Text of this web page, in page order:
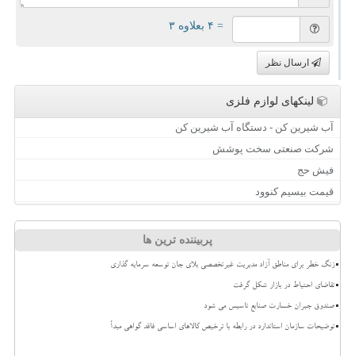
= ۴ بعلاوه ۳
ارسال نظر
لینکهای لوازم فلزی
آب شیرین کن - دستگاه آب شیرین کن
شرکت صنعتی سخت پوشش
فیش حج
قیمت بیسیم کنوود
پربیننده ترین ها
زنگ خطر برای مناطق آزاد مدیریت غیرتخصصی بلای جان توسعه سرمایه گذاری
تقاضای احتیاط در بازار شکل گرفت
صندوق جبران خسارت صنایع تاسیس می شود
توضیحات سازمان استاندارد در رابطه با ترخیص کالاهای اساسی فاقد گواهی مبدأ